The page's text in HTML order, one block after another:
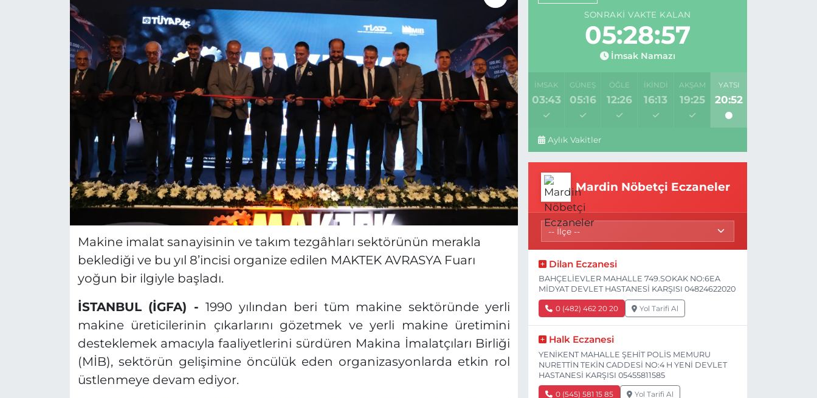
Makine imalat sanayisinin ve takım tezgâhları sektörünün merakla
beklediği ve bu yıl 8’incisi organize edilen MAKTEK AVRASYA Fuarı
yoğun bir ilgiyle başladı.
İSTANBUL (İGFA) -1990 yılından beri tüm makine sektöründe yerli
makine üreticilerinin çıkarlarını gözetmek ve yerli makine üretimini
desteklemek amacıyla faaliyetlerini sürdüren Makina İmalatçıları Birliği
(MİB), sektörün gelişimine öncülük eden organizasyonlarda etkin rol
üstlenmeye devam ediyor.
SONRAKI VAKTE KALAN
05:28:57
İmsak Namazı
İMSAK
03:43
GÜNEŞ
05:16
ÖĞLE
12:26
İKINDI
16:13
AKŞAM
19:25
YATSI
20:52
Aylık Vakitler
Mardin Nöbetçi Eczaneler
Dilan Eczanesi
BAHÇELİEVLER MAHALLE 749.SOKAK NO:6EA
MİDYAT DEVLET HASTANESİ KARŞISI 04824622020
0 (482) 462 20 20 Yol Tarifi Al
Halk Eczanesi
YENİKENT MAHALLE ŞEHİT POLİS MEMURU
NURETTİN TEKİN CADDESİ NO:4 H YENİ DEVLET
HASTANESİ KARŞISI 05455811585
0 (545) 581 15 85 Yol Tarifi Al